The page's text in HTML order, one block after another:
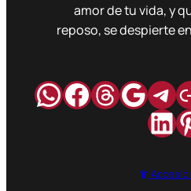
amor de tu vida, y
reposo, se despierte
WhatsApp
Facebook
Hilos